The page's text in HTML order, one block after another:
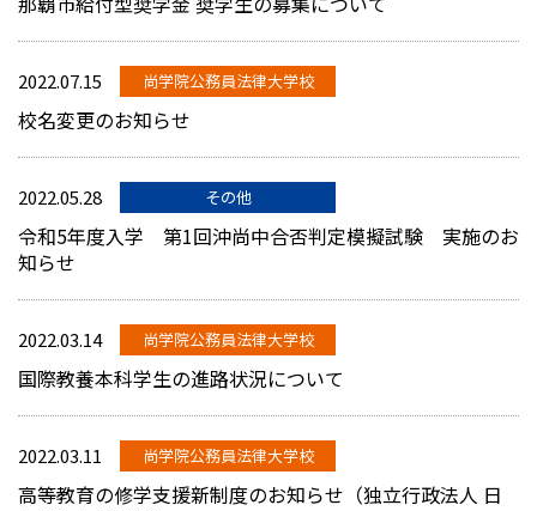
2022.07.15 尚学院公務員法律大学校
校名変更のお知らせ
2022.05.28 その他
令和5年度入学 第1回沖尚中合否判定模擬試験 実施のお
知らせ
2022.03.14 尚学院公務員法律大学校
国際教養本科学生の進路状況について
2022.03.11 尚学院公務員法律大学校
高等教育の修学支援新制度のお知らせ（独立行政法人 日